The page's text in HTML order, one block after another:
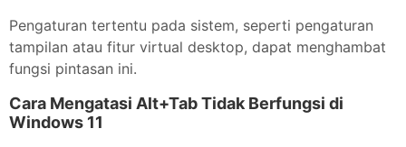
Pengaturan tertentu pada sistem, seperti pengaturan
tampilan atau fitur virtual desktop, dapat menghambat
fungsi pintasan ini.
Cara Mengatasi Alt+Tab Tidak Berfungsi di
Windows 11